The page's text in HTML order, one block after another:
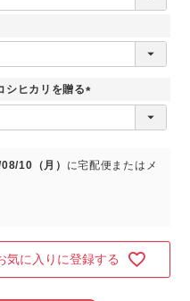
シヒカリを贈る
(
)
10（月） に宅配便またはメ
気に入りに登録する